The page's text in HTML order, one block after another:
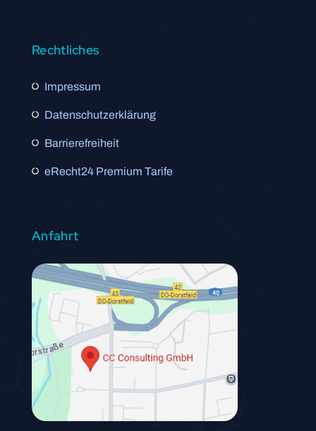
Rechtliches
Impressum
Datenschutzerklärung
Barrierefreiheit
eRecht24 Premium Tarife
Anfahrt